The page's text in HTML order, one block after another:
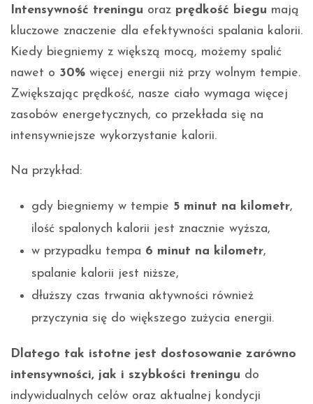
Intensywność treningu oraz prędkość biegu mają
kluczowe znaczenie dla efektywności spalania kalorii.
Kiedy biegniemy z większą mocą, możemy spalić
nawet o 30% więcej energii niż przy wolnym tempie.
Zwiększając prędkość, nasze ciało wymaga więcej
zasobów energetycznych, co przekłada się na
intensywniejsze wykorzystanie kalorii.
Na przykład:
gdy biegniemy w tempie 5 minut na kilometr,
ilość spalonych kalorii jest znacznie wyższa,
w przypadku tempa 6 minut na kilometr,
spalanie kalorii jest niższe,
dłuższy czas trwania aktywności również
przyczynia się do większego zużycia energii.
Dlatego tak istotne jest dostosowanie zarówno
intensywności, jak i szybkości treningu do
indywidualnych celów oraz aktualnej kondycji